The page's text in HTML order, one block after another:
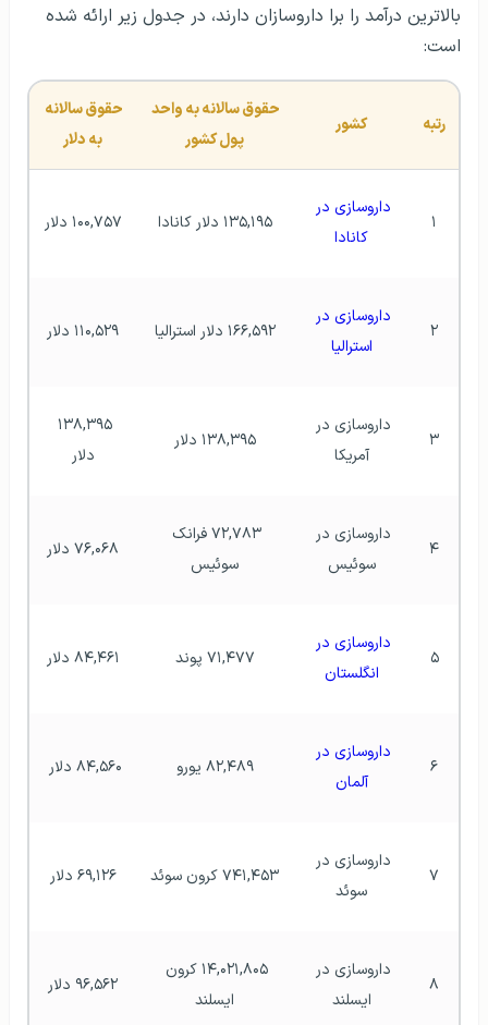
بالاترین درآمد را برا داروسازان دارند، در جدول زیر ارائه شده
است:
رتبه کشور
پول کشور
به دلار
۱
کانادا
۱۳۵,۱۹۵ دلار کانادا ۱۰۰,۷۵۷ دلار
۲
استرالیا
۱۶۶,۵۹۲ دلار استرالیا ۱۱۰,۵۲۹ دلار
۳
آمریکا
۱۳۸,۳۹۵ دلار
دلار
۴
سوئیس
سوئیس
۷۶,۰۶۸ دلار
۵
انگلستان
۷۱,۴۷۷ پوند ۸۴,۴۶۱ دلار
۶
آلمان
۸۲,۴۸۹ یورو ۸۴,۵۶۰ دلار
۷
سوئد
۷۴۱,۴۵۳ کرون سوئد ۶۹,۱۲۶ دلار
۸
ایسلند
ایسلند
۹۶,۵۶۲ دلار